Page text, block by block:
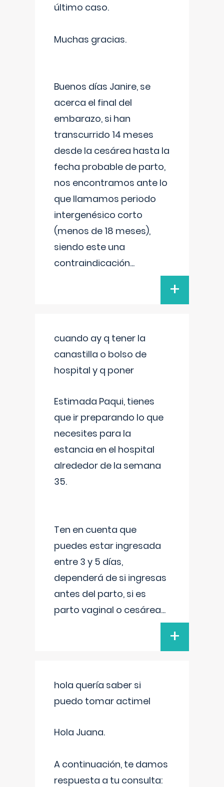
último caso.
Muchas gracias.
Buenos días Janire, se
acerca el final del
embarazo, si han
transcurrido 14 meses
desde la cesárea hasta la
fecha probable de parto,
nos encontramos ante lo
que llamamos periodo
intergenésico corto
(menos de 18 meses),
siendo este una
contraindicación...
+
cuando ay q tener la
canastilla o bolso de
hospital y q poner
Estimada Paqui, tienes
que ir preparando lo que
necesites para la
estancia en el hospital
alrededor de la semana
35.
Ten en cuenta que
puedes estar ingresada
entre 3 y 5 días,
dependerá de si ingresas
antes del parto, si es
parto vaginal o cesárea...
+
hola quería saber si
puedo tomar actimel
Hola Juana.
A continuación, te damos
respuesta a tu consulta: